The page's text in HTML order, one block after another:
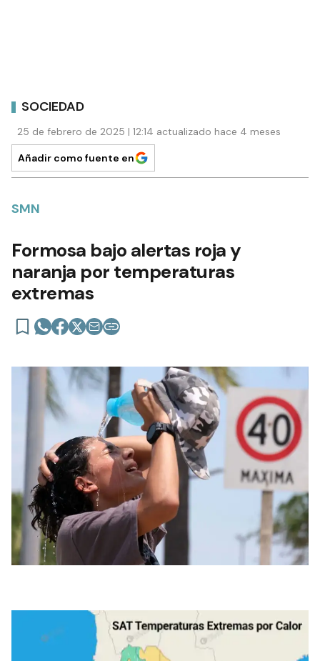
SOCIEDAD
25 de febrero de 2025 | 12:14 actualizado hace 4 meses
Añadir como fuente en
SMN
Formosa bajo alertas roja y
naranja por temperaturas
extremas